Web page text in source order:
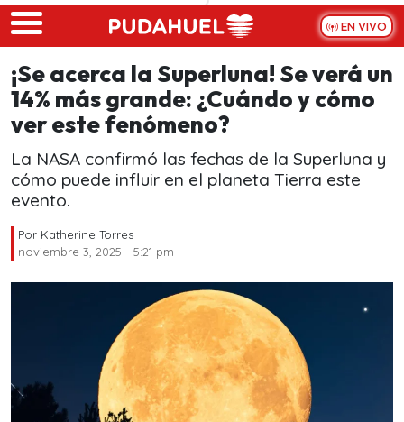
Skip to main content
EN VIVO
¡Se acerca la Superluna! Se verá un
14% más grande: ¿Cuándo y cómo
ver este fenómeno?
La NASA confirmó las fechas de la Superluna y
cómo puede influir en el planeta Tierra este
evento.
Por Katherine Torres
noviembre 3, 2025 - 5:21 pm